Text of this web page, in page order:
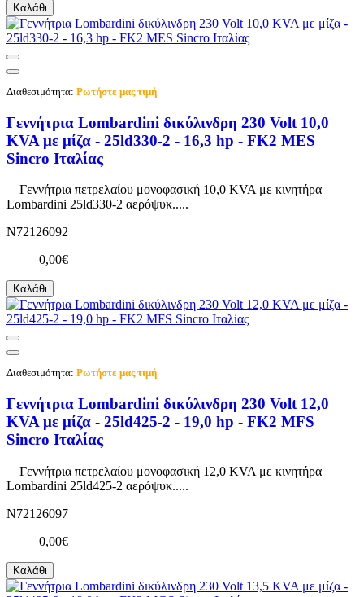
Καλάθι
Διαθεσιμότητα: Ρωτήστε μας τιμή
Γεννήτρια Lombardini δικύλινδρη 230 Volt 10,0
KVA με μίζα - 25ld330-2 - 16,3 hp - FK2 MES
Sincro Ιταλίας
Γεννήτρια πετρελαίου μονοφασική 10,0 KVA με κινητήρα
Lombardini 25ld330-2 αερόψυκ.....
N72126092
0,00€
Καλάθι
Διαθεσιμότητα: Ρωτήστε μας τιμή
Γεννήτρια Lombardini δικύλινδρη 230 Volt 12,0
KVA με μίζα - 25ld425-2 - 19,0 hp - FK2 MFS
Sincro Ιταλίας
Γεννήτρια πετρελαίου μονοφασική 12,0 KVA με κινητήρα
Lombardini 25ld425-2 αερόψυκ.....
N72126097
0,00€
Καλάθι